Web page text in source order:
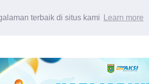
terbaik di situs kami Learn more